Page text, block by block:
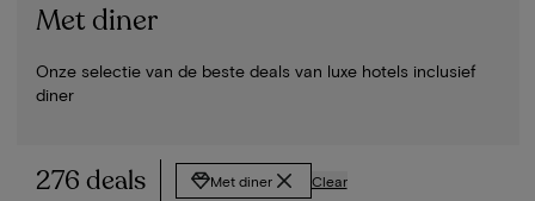
Met diner
Onze selectie van de beste deals van luxe hotels inclusief
diner
276 deals Met diner Clear